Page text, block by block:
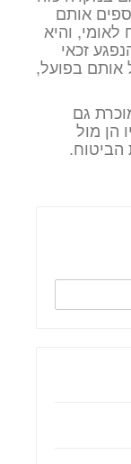
אותם
והיא
זכאי
אותם בפועל,
גם
הן מול
הביטוח.